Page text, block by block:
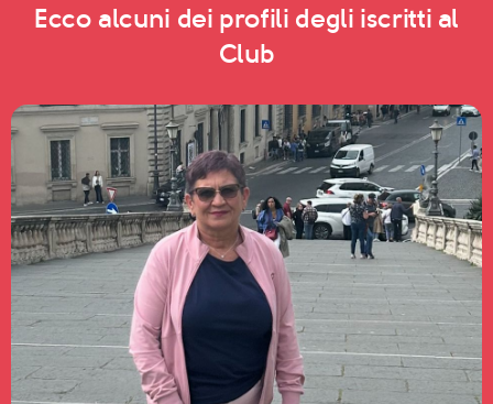
Ecco alcuni dei profili degli iscritti al
Club